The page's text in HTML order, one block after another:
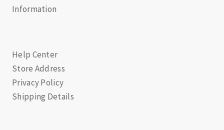
Information
Help Center
Store Address
Privacy Policy
Shipping Details